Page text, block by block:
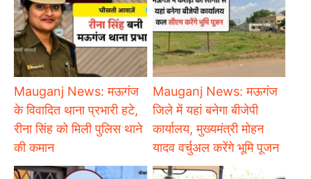
Mauganj News: मऊगंज
के विवादित थाना प्रभारी हटे,
रीना सिंह को मिली पुलिस थाने
की कमान
Mauganj News: मऊगंज
जिले में यहां बनेगा बीजेपी
कार्यालय, मुख्यमंत्री मोहन
यादव वर्चुअल करेंगे भूमि पूजन